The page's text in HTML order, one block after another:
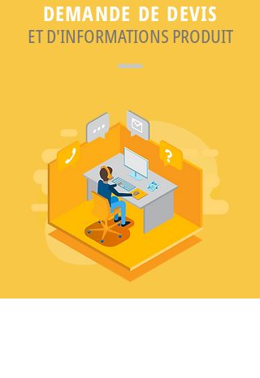
DEMANDE DE DEVIS
ET D'INFORMATIONS PRODUIT